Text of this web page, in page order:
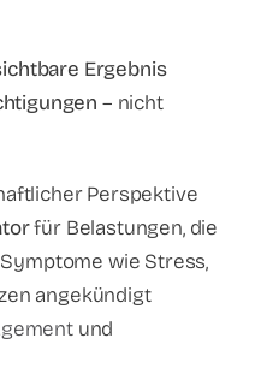
Ergebnis
– nicht
Perspektive
für Belastungen, die
wie Stress,
angekündigt
und